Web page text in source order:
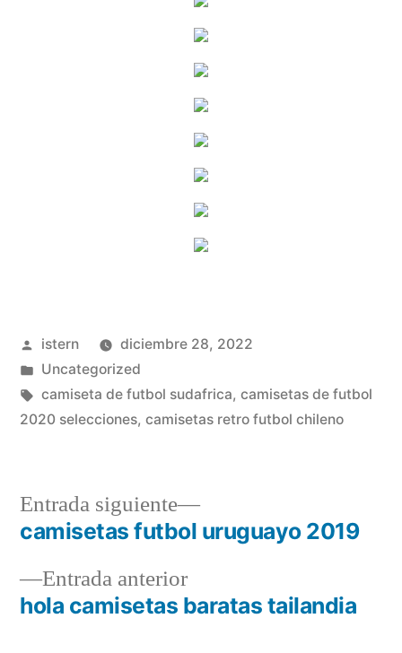
Publicado
por
istern
diciembre 28, 2022
Publicado
en
Uncategorized
Etiquetas:
camiseta de futbol sudafrica, camisetas de futbol
2020 selecciones, camisetas retro futbol chileno
Navegación
deEntrada anteriorEntrada
anterior:
hola camisetas baratas tailandia
Entrada siguiente
Entrada
siguiente:
camisetas futbol uruguayo 2019